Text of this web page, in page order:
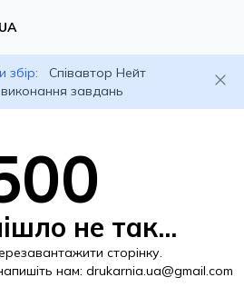
збір:
Співавтор Нейт
завдань
не так...
сторінку.
нам: drukarnia.ua@gmail.com